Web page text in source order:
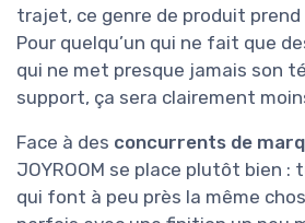
trajet, ce genre de produit
Pour quelqu’un qui ne fait que
qui ne met presque jamais son
support, ça sera clairement
Face à des concurrents de
JOYROOM se place plutôt bien :
qui font à peu près la même